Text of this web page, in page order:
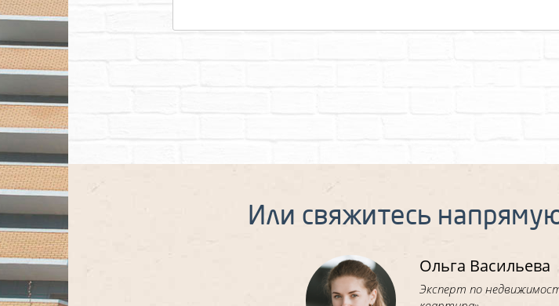
Или свяжитесь
Ольга Васильева
Эксперт по